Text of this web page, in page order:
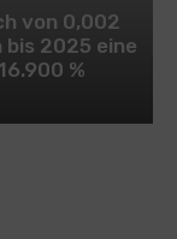
von 0,002
2025 eine
%